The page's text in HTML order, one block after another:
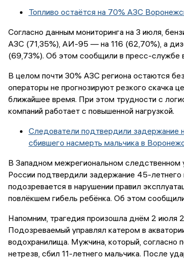
Топливо остаётся на 70% АЗС
Согласно данным мониторинга на 3 июля,
АЗС (71,35%), АИ-95 — на 116 (62,70%), а
(69,73%). Об этом сообщили в пресс-службе
В целом почти 30% АЗС региона остаются
операторы не прогнозируют резкого скачка
ближайшее время. При этом трудности с
компаний работает с повышенной нагрузкой.
Следователи подтвердили задержание
сбившего насмерть мальчика в
В Западном межрегиональном следственном
России подтвердили задержание 45-
подозревается в нарушении правил
повлёкшем гибель ребёнка. Об этом
Напомним, трагедия произошла днём 2 июля
Подозреваемый управлял катером в
водохранилища. Мужчина, который, согласно
нетрезв, сбил 11-летнего мальчика. После